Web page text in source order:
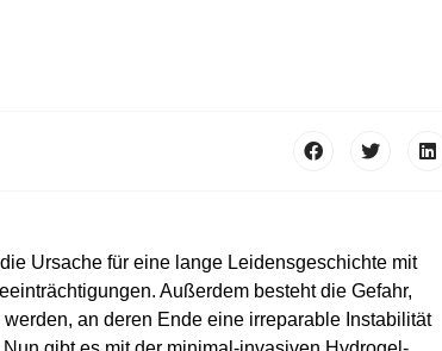
Ursache für eine lange Leidensgeschichte mit
Außerdem besteht die Gefahr,
an deren Ende eine irreparable Instabilität